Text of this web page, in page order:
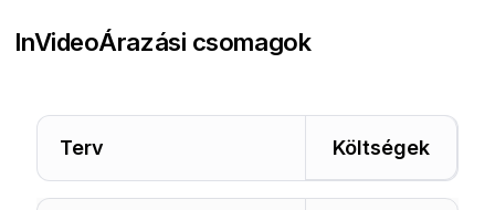
InVideoÁrazási csomagok
Terv Költségek